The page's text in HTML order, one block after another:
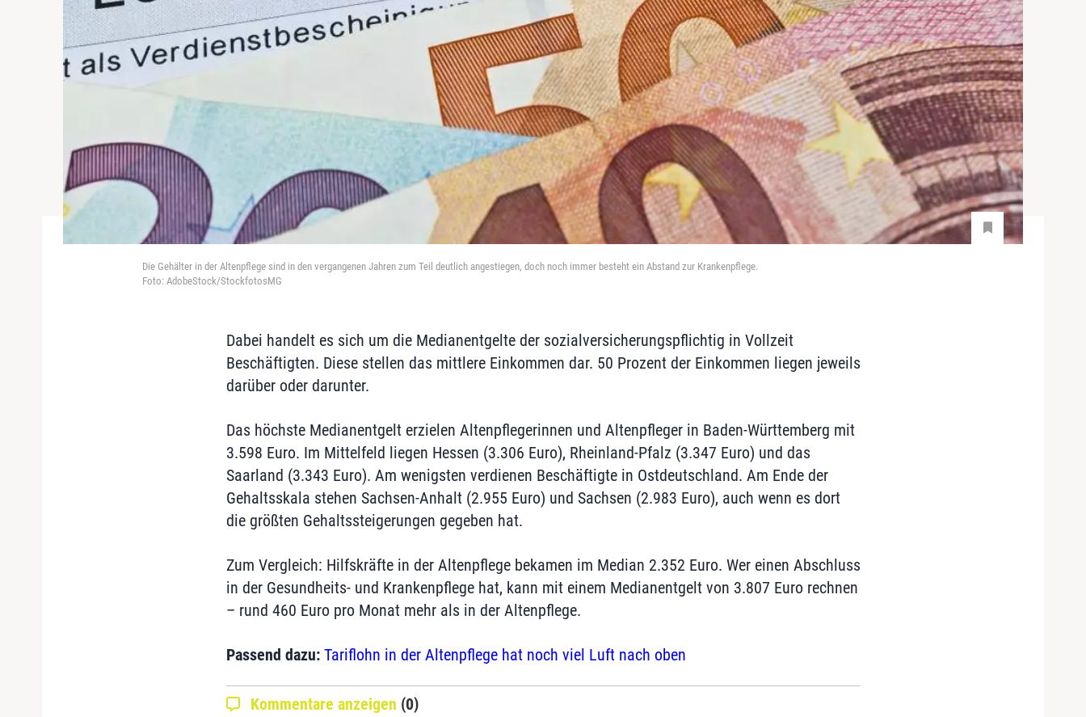
Die Gehälter in der Altenpflege sind in den vergangenen Jahren zum Teil deutlich angestiegen, doch noch immer besteht ein Abstand zur Krankenpflege.
Foto: AdobeStock/StockfotosMG
Dabei handelt es sich um die Medianentgelte der sozialversicherungspflichtig in Vollzeit
Beschäftigten. Diese stellen das mittlere Einkommen dar. 50 Prozent der Einkommen liegen jeweils
darüber oder darunter.
Das höchste Medianentgelt erzielen Altenpflegerinnen und Altenpfleger in Baden-Württemberg mit
3.598 Euro. Im Mittelfeld liegen Hessen (3.306 Euro), Rheinland-Pfalz (3.347 Euro) und das
Saarland (3.343 Euro). Am wenigsten verdienen Beschäftigte in Ostdeutschland. Am Ende der
Gehaltsskala stehen Sachsen-Anhalt (2.955 Euro) und Sachsen (2.983 Euro), auch wenn es dort
die größten Gehaltssteigerungen gegeben hat.
Zum Vergleich: Hilfskräfte in der Altenpflege bekamen im Median 2.352 Euro. Wer einen Abschluss
in der Gesundheits- und Krankenpflege hat, kann mit einem Medianentgelt von 3.807 Euro rechnen
– rund 460 Euro pro Monat mehr als in der Altenpflege.
Passend dazu: Tariflohn in der Altenpflege hat noch viel Luft nach oben
Kommentare anzeigen (0)